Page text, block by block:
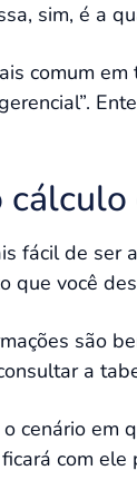
sim, é a
comum
fácil de ser
que você
são
a
cenário em
com